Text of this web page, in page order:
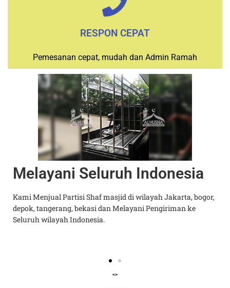
RESPON CEPAT
Pemesanan cepat, mudah dan Admin Ramah
Melayani Seluruh Indonesia
Kami Menjual Partisi Shaf masjid di wilayah Jakarta, bogor,
depok, tangerang, bekasi dan Melayani Pengiriman ke
Seluruh wilayah Indonesia.
<>